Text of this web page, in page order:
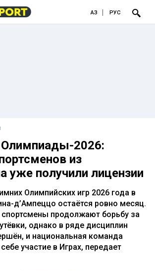
ҚАЗ РУС
2026:
из
уже получили лицензии
Олимпийских игр 2026 года в
д’Ампеццо остаётся ровно месяц.
спортсмены продолжают борьбу за
однако в ряде дисциплин
и национальная команда
участие в Играх, передает